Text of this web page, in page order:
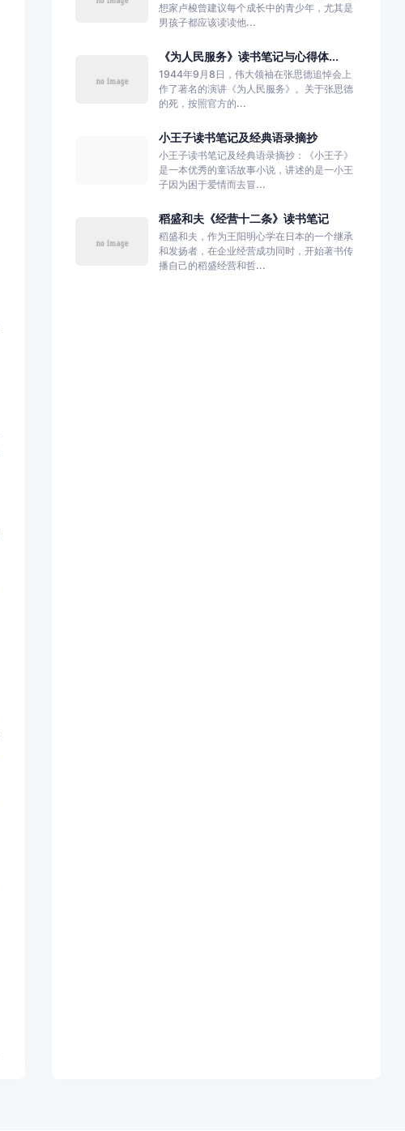
想家卢梭曾建议每个成长中的青少年，尤其是
男孩子都应该读读他...
《为人民服务》读书笔记与心得体...
1944年9月8日，伟大领袖在张思德追悼会上
作了著名的演讲《为人民服务》。关于张思德
的死，按照官方的...
小王子读书笔记及经典语录摘抄
小王子读书笔记及经典语录摘抄：《小王子》
是一本优秀的童话故事小说，讲述的是一小王
子因为困于爱情而去冒...
稻盛和夫《经营十二条》读书笔记
稻盛和夫，作为王阳明心学在日本的一个继承
和发扬者，在企业经营成功同时，开始著书传
播自己的稻盛经营和哲...